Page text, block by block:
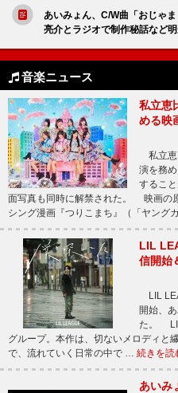
あいみょん、C/W曲「おじゃ
亮介とラジオで制作秘話など
音楽ニュース
私立恵
める映
私立恵
演を務
するこ
面写真も同時に解禁された。 映画の
シング漫画『つりこまち』（「ヤング
LIL
信開始
LIL
開始、
た。
グループ。本作は、切ないメロディと
で、流れていく日常の中で … 続きを読
あいみ